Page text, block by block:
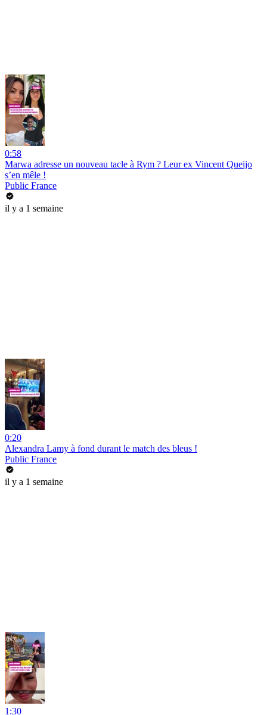
0:58
Marwa adresse un nouveau tacle à Rym ? Leur ex Vincent Queijo
s’en mêle !
Public France
il y a 1 semaine
0:20
Alexandra Lamy à fond durant le match des bleus !
Public France
il y a 1 semaine
1:30